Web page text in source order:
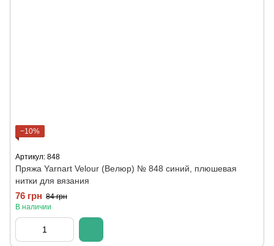
−10%
Артикул: 848
Пряжа Yarnart Velour (Велюр) № 848 синий, плюшевая
нитки для вязания
76 грн 84 грн
В наличии